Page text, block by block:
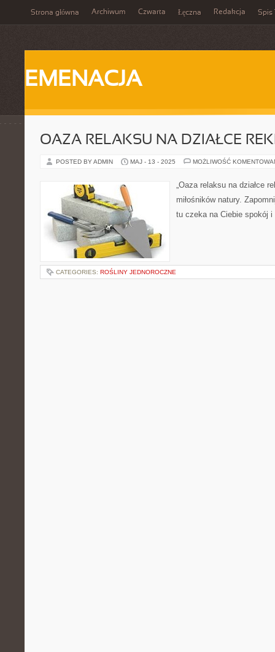
Strona główna Archiwum Czwarta Łęczna Redakcja Spis
EMENACJA
OAZA RELAKSU NA DZIAŁCE
POSTED BY ADMIN MAJ - 13 - 2025 MOŻLIWOŚĆ
„Oaza relaksu na działce
miłośników natury.
tu czeka na Ciebie spokój i
CATEGORIES: ROŚLINY JEDNOROCZNE